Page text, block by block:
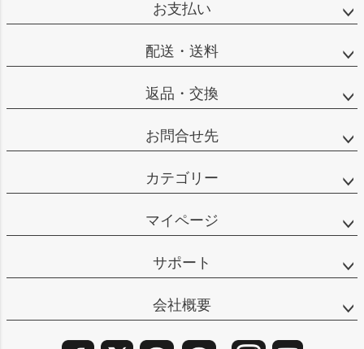
お支払い
配送・送料
返品・交換
お問合せ先
カテゴリー
マイページ
サポート
会社概要